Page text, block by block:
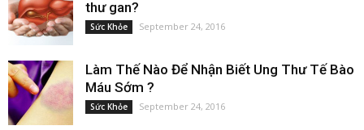
thư gan?
Sức Khỏe September 24, 2016
Làm Thế Nào Để Nhận Biết Ung Thư Tế Bào
Máu Sớm ?
Sức Khỏe September 24, 2016